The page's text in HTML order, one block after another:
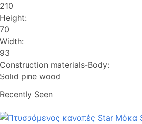
210
Height:
70
Width:
93
Construction materials-Body:
Solid pine wood
Recently Seen